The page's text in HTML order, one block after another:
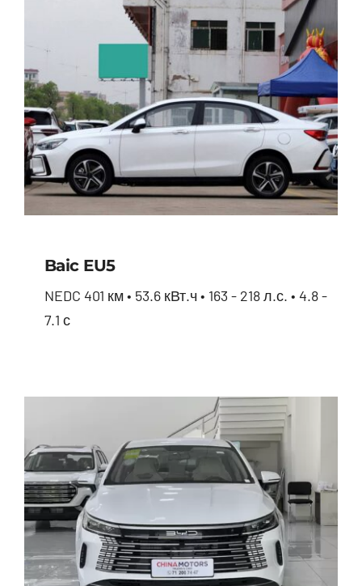
Baic EU5
NEDC 401 км • 53.6 кВт.ч • 163 - 218 л.с. • 4.8 -
7.1 с